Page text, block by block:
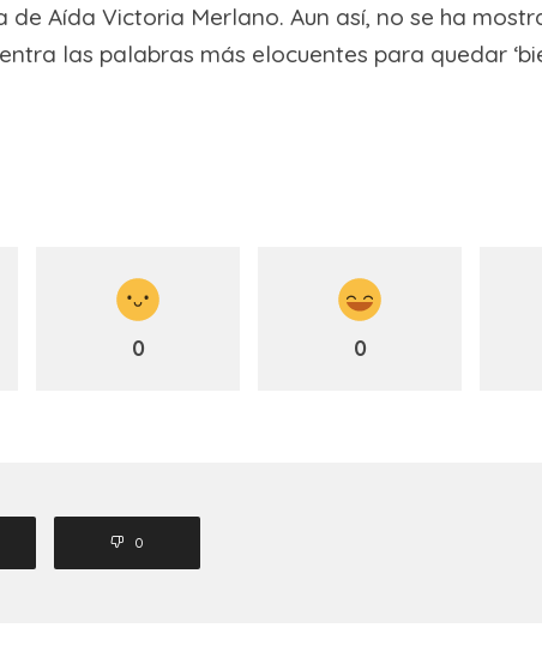
Aída Victoria Merlano. Aun así, no se ha
las palabras más elocuentes para quedar
0 0
0